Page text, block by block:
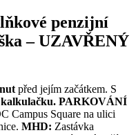
penzijní
– UZAVŘENÝ
před jejím začátkem. S
PARKOVÁNÍ
Campus Square na ulici
MHD: Zastávka